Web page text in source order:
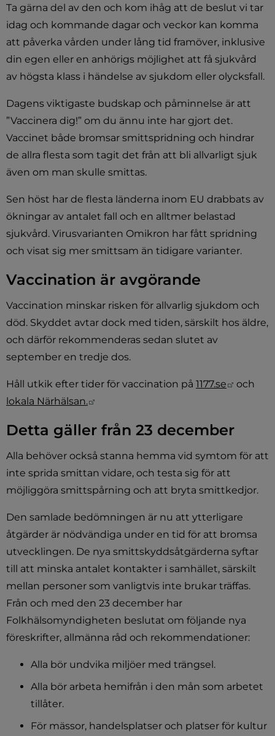
Ta gärna del av den och kom ihåg att de beslut vi tar
idag och kommande dagar och veckor kan komma
att påverka vården under lång tid framöver, inklusive
din egen eller en anhörigs möjlighet att få sjukvård
av högsta klass i händelse av sjukdom eller olycksfall.
Dagens viktigaste budskap och påminnelse är att
”Vaccinera dig!” om du ännu inte har gjort det.
Vaccinet både bromsar smittspridning och hindrar
de allra flesta som tagit det från att bli allvarligt sjuk
även om man skulle smittas.
Sen höst har de flesta länderna inom EU drabbats av
ökningar av antalet fall och en alltmer belastad
sjukvård. Virusvarianten Omikron har fått spridning
och visat sig mer smittsam än tidigare varianter.
Vaccination är avgörande
Vaccination minskar risken för allvarlig sjukdom och
död. Skyddet avtar dock med tiden, särskilt hos äldre,
och därför rekommenderas sedan slutet av
september en tredje dos.
Håll utkik efter tider för vaccination på 1177.se Länk
lokala Närhälsan.
Detta gäller från 23 december
Alla behöver också stanna hemma vid symtom för att
inte sprida smittan vidare, och testa sig för att
möjliggöra smittspårning och att bryta smittkedjor.
Den samlade bedömningen är nu att ytterligare
åtgärder är nödvändiga under en tid för att bromsa
utvecklingen. De nya smittskyddsåtgärderna syftar
till att minska antalet kontakter i samhället, särskilt
mellan personer som vanligtvis inte brukar träffas.
Från och med den 23 december har
Folkhälsomyndigheten beslutat om följande nya
föreskrifter, allmänna råd och rekommendationer:
Alla bör undvika miljöer med trängsel.
Alla bör arbeta hemifrån i den mån som arbetet
tillåter.
För mässor, handelsplatser och platser för kultur